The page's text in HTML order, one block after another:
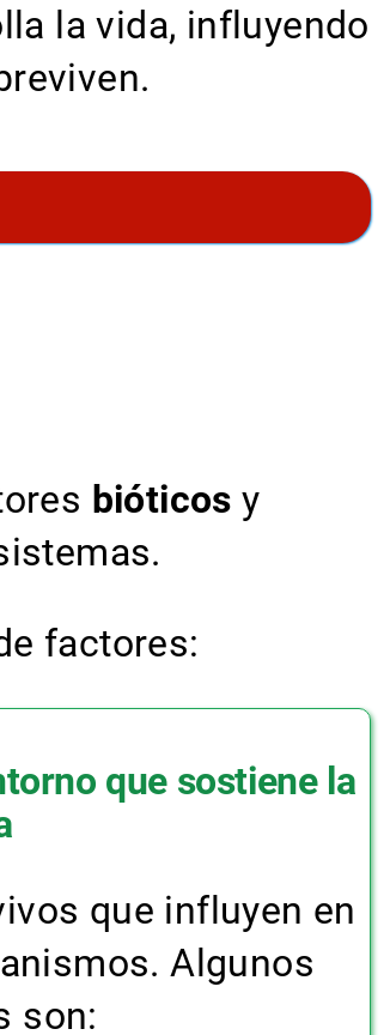
la vida, influyendo
bióticos y
factores:
que sostiene la
que influyen en
Algunos
son: